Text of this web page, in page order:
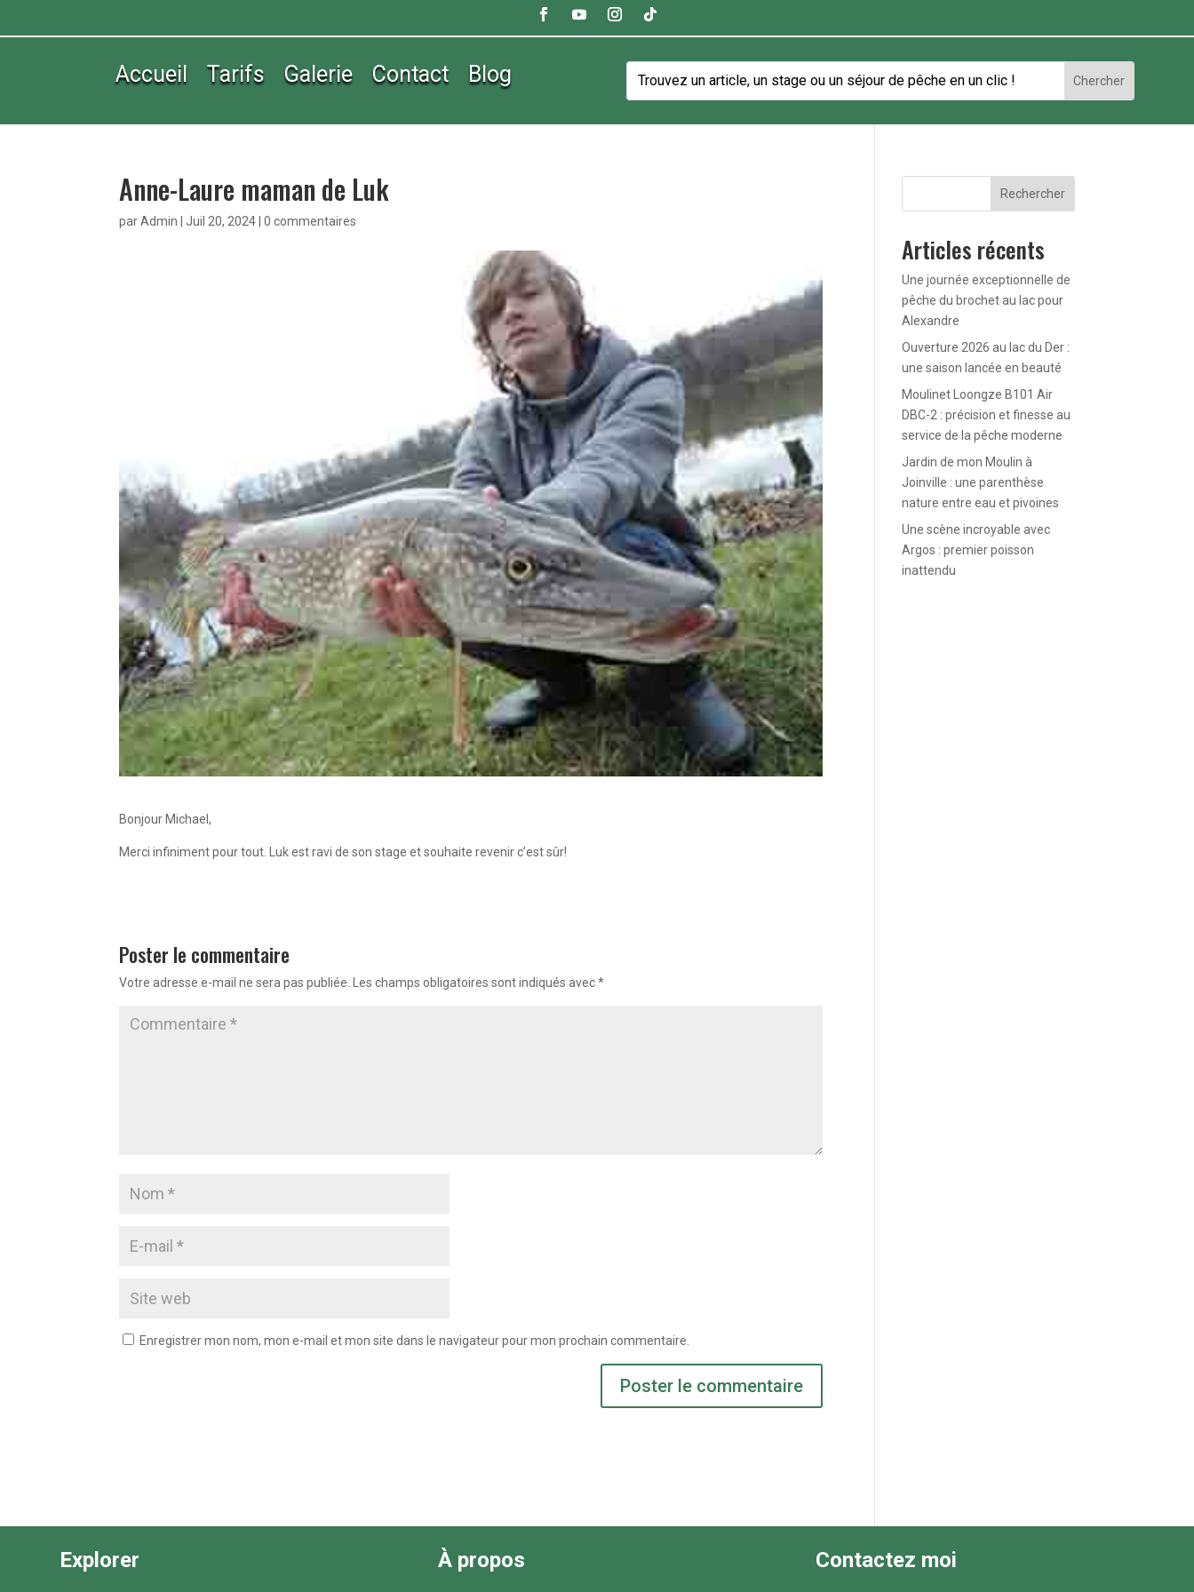
Accueil Tarifs Galerie Contact Blog
Anne-Laure maman de Luk
parAdmin |Juil 20, 2024 |0 commentaires
Bonjour Michael,
Merci infiniment pour tout. Luk est ravi de son stage et souhaite revenir c’est sûr!
Poster le commentaire
Votre adresse e-mail ne sera pas publiée. Les champs obligatoires sont indiqués avec*
Enregistrer mon nom, mon e-mail et mon site dans le navigateur pour mon prochain commentaire.
Rechercher
Articles récents
Une journée exceptionnelle de
pêche du brochet au lac pour
Alexandre
Ouverture 2026 au lac du Der :
une saison lancée en beauté
Moulinet Loongze B101 Air
DBC-2 : précision et finesse au
service de la pêche moderne
Jardin de mon Moulin à
Joinville : une parenthèse
nature entre eau et pivoines
Une scène incroyable avec
Argos : premier poisson
inattendu
Explorer À propos Contactez moi